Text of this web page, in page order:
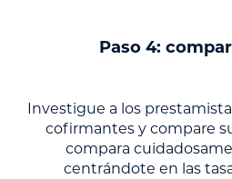
Paso 4:
Investigue a los
cofirmantes y compare
compara
centrándote en las